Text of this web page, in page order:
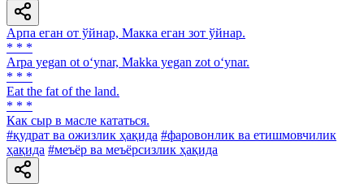
Арпа еган от ўйнар, Макка еган зот ўйнар.
* * *
Arpa yegan ot o‘ynar, Makka yegan zot o‘ynar.
* * *
Eat the fat of the land.
* * *
Как сыр в масле кататься.
#қудрат ва ожизлик ҳақида #фаровонлик ва етишмовчилик
ҳақида #меъёр ва меъёрсизлик ҳақида